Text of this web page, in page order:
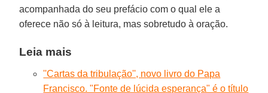
acompanhada do seu prefácio com o qual ele a
oferece não só à leitura, mas sobretudo à oração.
Leia mais
''Cartas da tribulação'', novo livro do Papa
Francisco. "Fonte de lúcida esperança" é o título